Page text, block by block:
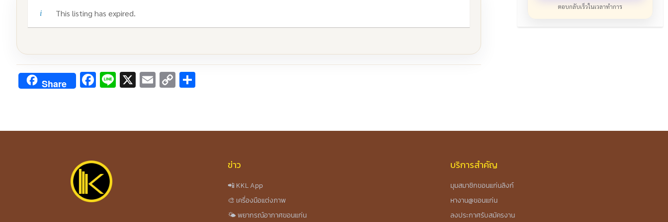
This listing has expired.
Share Facebook
Line
X Email
Copy
ตอบกลับเร็วในเวลาทำการ
ข่าว
📲 KKL App
🎨 เครื่องมือแต่งภาพ
🌤️ พยากรณ์อากาศขอนแก่น
บริการสำคัญ
มุมสมาชิกขอนแก่นลิงก์
หางาน@ขอนแก่น
ลงประกาศรับสมัครงาน